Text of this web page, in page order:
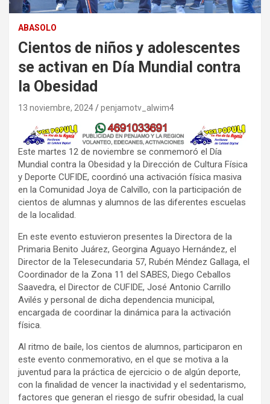
ABASOLO
Cientos de niños y adolescentes
se activan en Día Mundial contra
la Obesidad
13 noviembre, 2024 penjamotv_alwim4
Este martes 12 de noviembre se conmemoró el Día
Mundial contra la Obesidad y la Dirección de Cultura Física
y Deporte CUFIDE, coordinó una activación física masiva
en la Comunidad Joya de Calvillo, con la participación de
cientos de alumnas y alumnos de las diferentes escuelas
de la localidad.
En este evento estuvieron presentes la Directora de la
Primaria Benito Juárez, Georgina Aguayo Hernández, el
Director de la Telesecundaria 57, Rubén Méndez Gallaga, el
Coordinador de la Zona 11 del SABES, Diego Ceballos
Saavedra, el Director de CUFIDE, José Antonio Carrillo
Avilés y personal de dicha dependencia municipal,
encargada de coordinar la dinámica para la activación
física.
Al ritmo de baile, los cientos de alumnos, participaron en
este evento conmemorativo, en el que se motiva a la
juventud para la práctica de ejercicio o de algún deporte,
con la finalidad de vencer la inactividad y el sedentarismo,
factores que generan el riesgo de sufrir obesidad, la cual